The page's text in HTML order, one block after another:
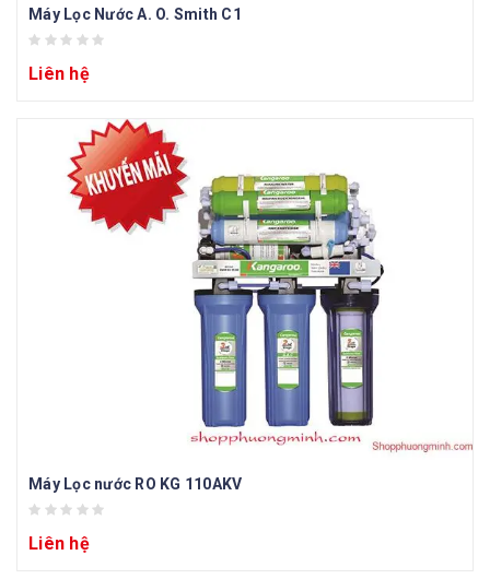
Máy Lọc Nước A. O. Smith C1
Liên hệ
Máy Lọc nước RO KG 110AKV
Liên hệ